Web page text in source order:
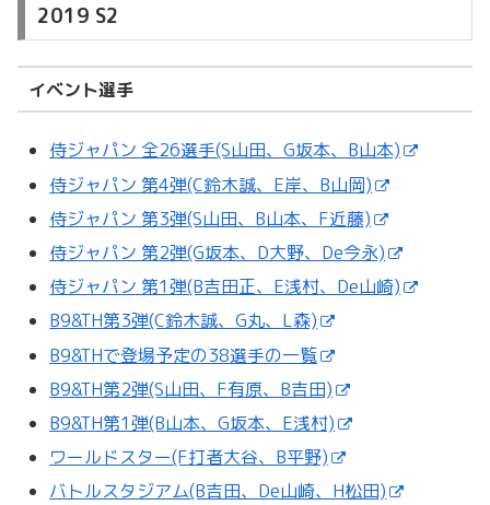
2019 S2
イベント選手
侍ジャパン 全26選手(S山田、G坂本、B山本)
侍ジャパン 第4弾(C鈴木誠、E岸、B山岡)
侍ジャパン 第3弾(S山田、B山本、F近藤)
侍ジャパン 第2弾(G坂本、D大野、De今永)
侍ジャパン 第1弾(B吉田正、E浅村、De山崎)
B9&TH第3弾(C鈴木誠、G丸、L森)
B9&THで登場予定の38選手の一覧
B9&TH第2弾(S山田、F有原、B吉田)
B9&TH第1弾(B山本、G坂本、E浅村)
ワールドスター(F打者大谷、B平野)
バトルスタジアム(B吉田、De山崎、H松田)